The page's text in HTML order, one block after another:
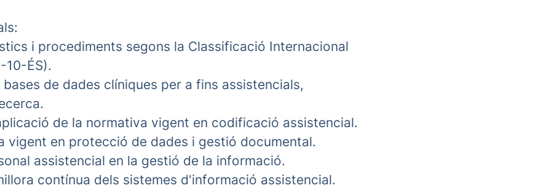
i procediments segons la Classificació Internacional
10-ÉS).
de dades clíniques per a fins assistencials,
de la normativa vigent en codificació assistencial.
vigent en protecció de dades i gestió documental.
assistencial en la gestió de la informació.
contínua dels sistemes d'informació assistencial.